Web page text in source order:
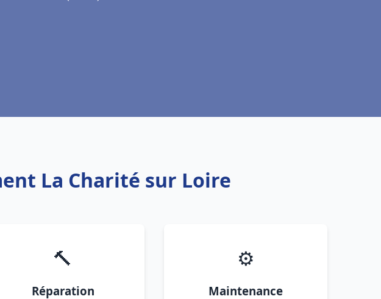
La Charité sur Loire
🔨
Réparation
⚙️
Maintenance